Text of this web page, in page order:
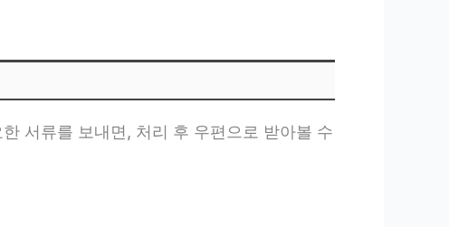
서류를 보내면, 처리 후 우편으로 받아볼 수